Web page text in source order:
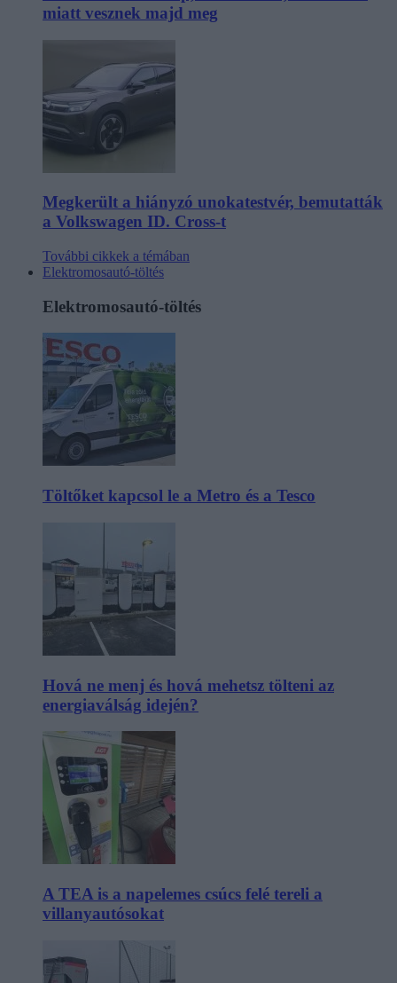
miatt vesznek majd meg
Megkerült a hiányzó unokatestvér, bemutatták
a Volkswagen ID. Cross-t
További cikkek a témában
Elektromosautó-töltés
Elektromosautó-töltés
Töltőket kapcsol le a Metro és a Tesco
Hová ne menj és hová mehetsz tölteni az
energiaválság idején?
A TEA is a napelemes csúcs felé tereli a
villanyautósokat